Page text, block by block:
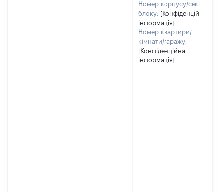
Номер корпусу/секції/
блоку: [Конфіденційна
інформація]
Номер квартири/
кімнати/гаражу:
[Конфіденційна
інформація]